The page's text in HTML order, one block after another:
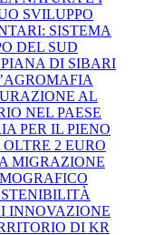
SVILUPPO
SISTEMA
DEL SUD
DI SIBARI
AL
NEL PAESE
PER IL PIENO
2 EURO
MIGRAZIONE
INNOVAZIONE
DI KR